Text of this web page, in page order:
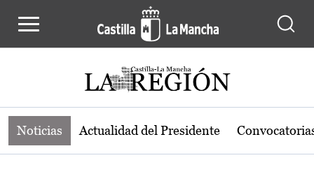
Noticias de la región de Castilla-La
Noticias Actualidad del Presidente